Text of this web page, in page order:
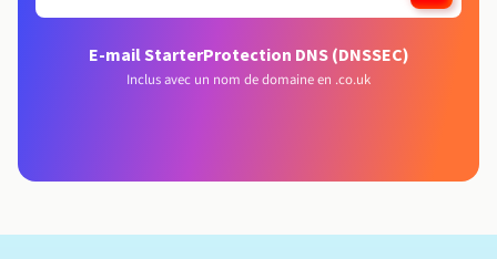
E-mail StarterProtection DNS (DNSSEC)
Inclus avec un nom de domaine en .co.uk